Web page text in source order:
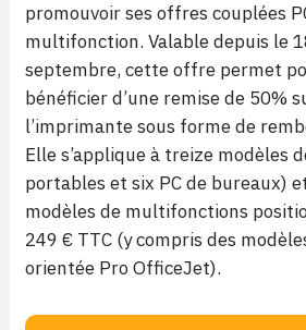
promouvoir ses offres couplées
multifonction. Valable depuis le
septembre, cette offre permet
bénéficier d’une remise de 50%
l’imprimante sous forme de
Elle s’applique à treize modèles
portables et six PC de bureaux)
modèles de multifonctions
249 € TTC (y compris des
orientée Pro OfficeJet).